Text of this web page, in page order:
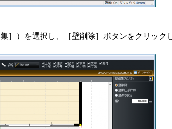
］）を選択し、［壁削除］ボタンをクリック